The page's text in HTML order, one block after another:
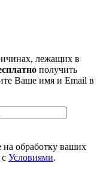
лежащих в
получить
Ваше имя и Email в
на обработку ваших
Условиями.